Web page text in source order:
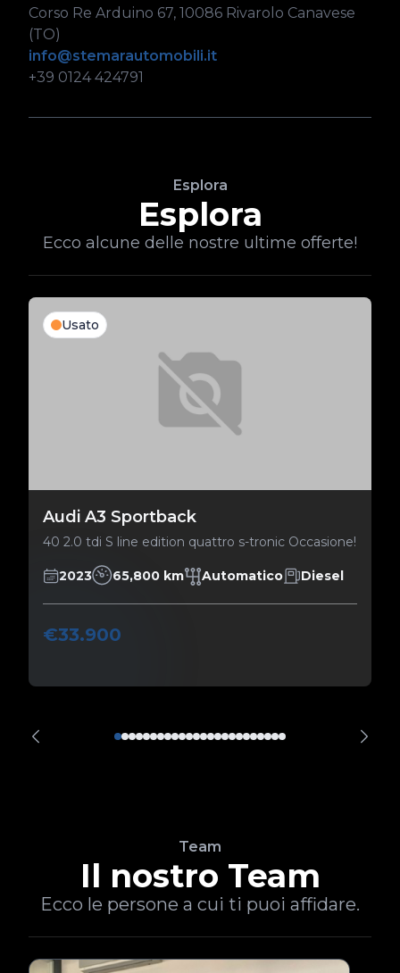
Corso Re Arduino 67, 10086 Rivarolo Canavese
(TO)
info@stemarautomobili.it
+39 0124 424791
Esplora
Esplora
Ecco alcune delle nostre ultime offerte!
Usato
Audi A3 Sportback
40 2.0 tdi S line edition quattro s-tronic Occasione!
2023 65,800 km Automatico Diesel
€33.900
Team
Il nostro Team
Ecco le persone a cui ti puoi affidare.